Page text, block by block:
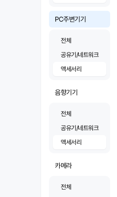
PC주변기기
전체
공유기/네트워크
액세서리
음향기기
전체
공유기/네트워크
액세서리
카메라
전체